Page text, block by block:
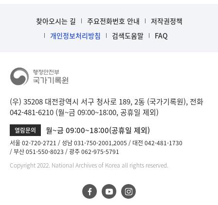
찾아오시는 길 주요전화번호 안내
저작권정책
개인정보처리방침
검색도움말 FAQ
(우) 35208 대전광역시 서구 청사로 189, 2동 (국가기록원), 전화
042-481-6210 (월~금 09:00~18:00, 공휴일 제외)
열람문의 월~금 09:00~18:00(공휴일 제외)
서울 02-720-2721 성남 031-750-2001,2005
대전 042-481-1730
부산 051-550-8023
광주 062-975-5791
Copyright 2022. National Archives of Korea all rights reserved.